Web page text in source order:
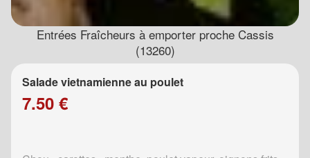
Entrées Fraîcheurs à emporter proche Cassis
(13260)
Salade vietnamienne au poulet
7.50 €